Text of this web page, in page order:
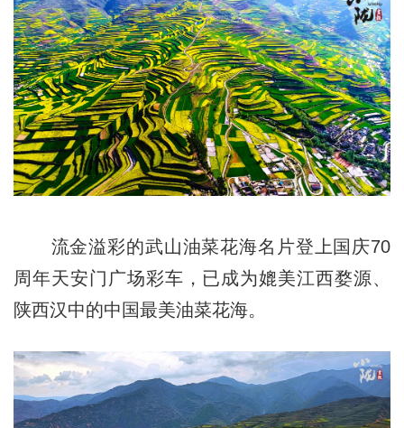
流金溢彩的武山油菜花海名片登上国庆70
周年天安门广场彩车，已成为媲美江西婺源、
陕西汉中的中国最美油菜花海。